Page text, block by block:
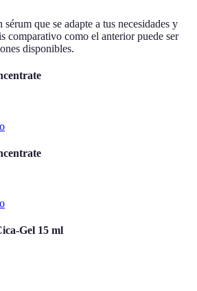
que se adapte a tus necesidades y
comparativo como el anterior puede ser
disponibles.
Gel 15 ml